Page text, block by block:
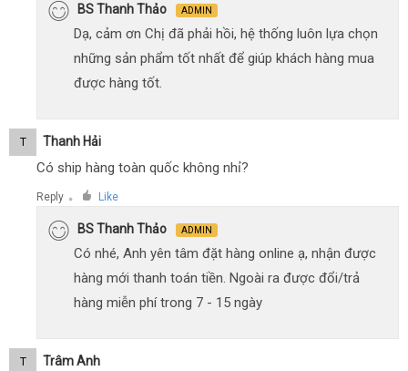
BS Thanh Thảo ADMIN
Dạ, cảm ơn Chị đã phải hồi, hệ thống luôn lựa chọn
những sản phẩm tốt nhất để giúp khách hàng mua
được hàng tốt.
T Thanh Hải
Có ship hàng toàn quốc không nhỉ?
Reply ● Like
BS Thanh Thảo ADMIN
Có nhé, Anh yên tâm đặt hàng online ạ, nhận được
hàng mới thanh toán tiền. Ngoài ra được đổi/trả
hàng miễn phí trong 7 - 15 ngày
T Trâm Anh